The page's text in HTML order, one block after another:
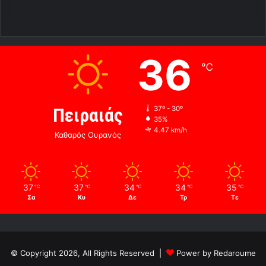
Πειραιάς
Καθαρός Ουρανός
36 ℃
37º - 30º
35%
4.47 km/h
37 ℃
Σα
37 ℃
Κυ
34 ℃
Δε
34 ℃
Τρ
35 ℃
Τε
© Copyright 2026, All Rights Reserved | Power by Redaroume